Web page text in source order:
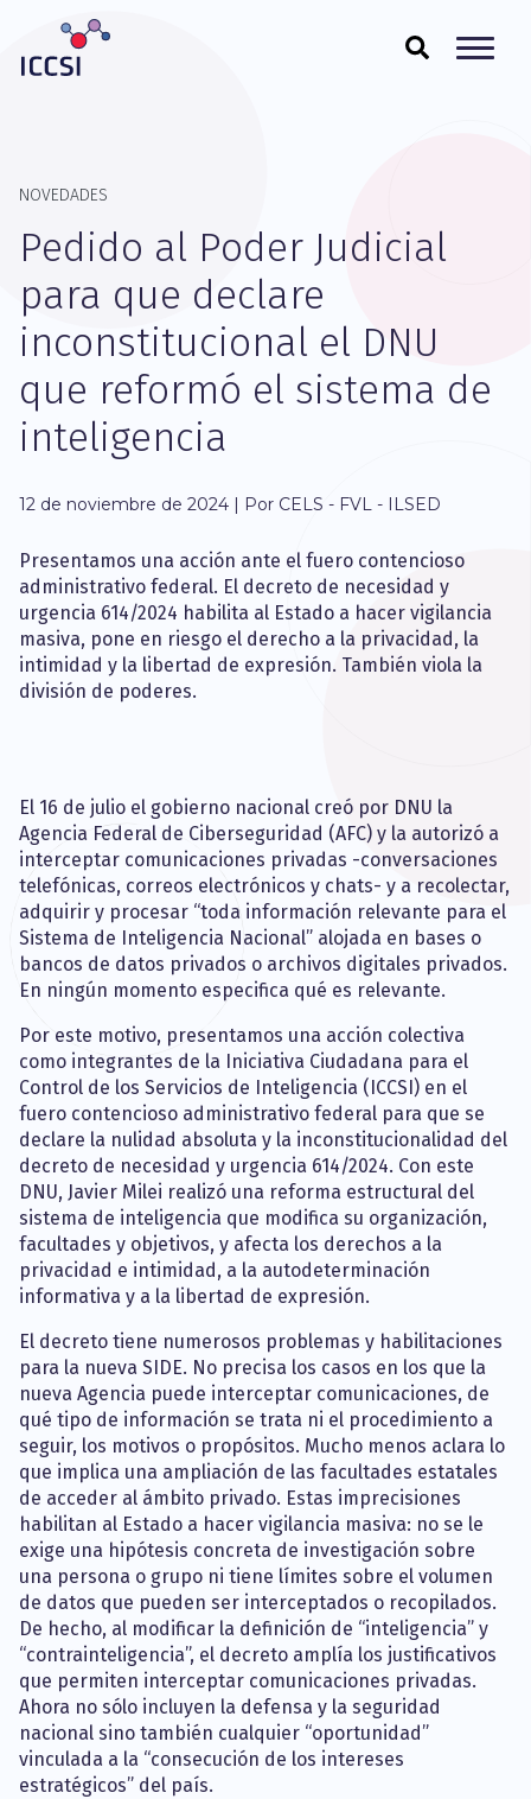
NOVEDADES
Pedido al Poder Judicial
para que declare
inconstitucional el DNU
que reformó el sistema de
inteligencia
12 de noviembre de 2024 | Por CELS - FVL - ILSED
Presentamos una acción ante el fuero contencioso
administrativo federal. El decreto de necesidad y
urgencia 614/2024 habilita al Estado a hacer vigilancia
masiva, pone en riesgo el derecho a la privacidad, la
intimidad y la libertad de expresión. También viola la
división de poderes.
El 16 de julio el gobierno nacional creó por DNU la
Agencia Federal de Ciberseguridad (AFC) y la autorizó a
interceptar comunicaciones privadas -conversaciones
telefónicas, correos electrónicos y chats- y a recolectar,
adquirir y procesar “toda información relevante para el
Sistema de Inteligencia Nacional” alojada en bases o
bancos de datos privados o archivos digitales privados.
En ningún momento especifica qué es relevante.
Por este motivo, presentamos una acción colectiva
como integrantes de la Iniciativa Ciudadana para el
Control de los Servicios de Inteligencia (ICCSI) en el
fuero contencioso administrativo federal para que se
declare la nulidad absoluta y la inconstitucionalidad del
decreto de necesidad y urgencia 614/2024. Con este
DNU, Javier Milei realizó una reforma estructural del
sistema de inteligencia que modifica su organización,
facultades y objetivos, y afecta los derechos a la
privacidad e intimidad, a la autodeterminación
informativa y a la libertad de expresión.
El decreto tiene numerosos problemas y habilitaciones
para la nueva SIDE. No precisa los casos en los que la
nueva Agencia puede interceptar comunicaciones, de
qué tipo de información se trata ni el procedimiento a
seguir, los motivos o propósitos. Mucho menos aclara lo
que implica una ampliación de las facultades estatales
de acceder al ámbito privado. Estas imprecisiones
habilitan al Estado a hacer vigilancia masiva: no se le
exige una hipótesis concreta de investigación sobre
una persona o grupo ni tiene límites sobre el volumen
de datos que pueden ser interceptados o recopilados.
De hecho, al modificar la definición de “inteligencia” y
“contrainteligencia”, el decreto amplía los justificativos
que permiten interceptar comunicaciones privadas.
Ahora no sólo incluyen la defensa y la seguridad
nacional sino también cualquier “oportunidad”
vinculada a la “consecución de los intereses
estratégicos” del país.